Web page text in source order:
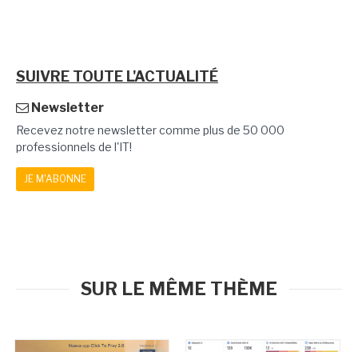
SUIVRE TOUTE L'ACTUALITÉ
Newsletter
Recevez notre newsletter comme plus de 50 000
professionnels de l'IT!
JE M'ABONNE
SUR LE MÊME THÈME